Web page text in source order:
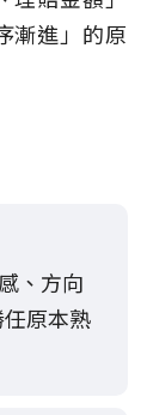
漸進」的原
、方向
原本熟